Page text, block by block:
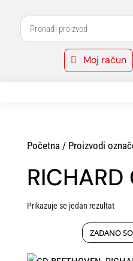
 Moj račun
Početna/ Proizvodi
RICHARD
Prikazuje se jedan rezultat